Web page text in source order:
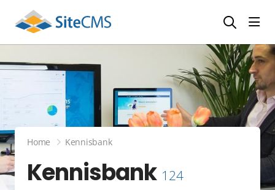
Home Kennisbank
Kennisbank 124